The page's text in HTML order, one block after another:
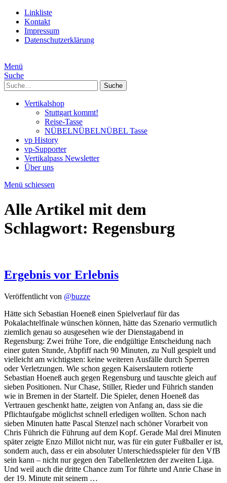
Linkliste
Kontakt
Impressum
Datenschutzerklärung
Menü
Suche
Suche
Vertikalshop
Stuttgart kommt!
Reise-Tasse
NÜBELNÜBELNÜBEL Tasse
vp History
vp-Supporter
Vertikalpass Newsletter
Über uns
Menü schiessen
Alle Artikel mit dem
Schlagwort: Regensburg
Ergebnis vor Erlebnis
Veröffentlicht von @buzze
Hätte sich Sebastian Hoeneß einen Spielverlauf für das
Pokalachtelfinale wünschen können, hätte das Szenario vermutlich
ziemlich genau so ausgesehen wie der Dienstagabend in
Regensburg: Zwei frühe Tore, die endgültige Entscheidung nach
einer guten Stunde, Abpfiff nach 90 Minuten, zu Null gespielt und
vielleicht am wichtigsten: keine weiteren Ausfälle durch Sperren
oder Verletzungen. Wie schon gegen Kaiserslautern rotierte
Sebastian Hoeneß auch gegen Regensburg und tauschte gleich auf
sieben Positionen. Nur Chase, Stiller, Rieder und Führich standen
wie in Bremen in der Startelf. Die Spieler, denen Hoeneß das
Vertrauen geschenkt hatte, zeigten von Anfang an, dass sie die
Pflichtaufgabe möglichst schnell erledigen wollten. Schon nach
sieben Minuten hatte Pascal Stenzel nach schöner Vorarbeit von
Chris Führich die Führung auf dem Kopf. Gerade Mal drei Minuten
später zeigte Enzo Millot nicht nur, was für ein guter Fußballer er ist,
sondern auch, dass er ein absoluter Unterschiedsspieler für den VfB
sein kann – nicht nur gegen den Tabellenletzten der zweiten Liga.
Und weil auch die dritte Chance zum Tor führte und Anrie Chase in
der 19. Minute mit seinem …